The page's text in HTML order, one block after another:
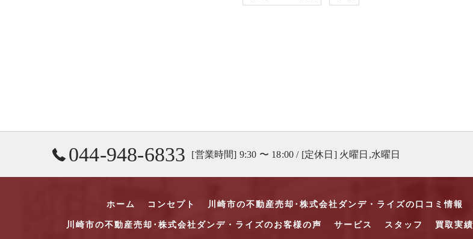
044-948-6833 [営業時間] 9:30 〜 18:00 / [定休日] 火曜日,水曜日
ホーム コンセプト 川崎市の不動産売却･株式会社ダンデ・ライズの口コミ情報
川崎市の不動産売却･株式会社ダンデ・ライズのお客様の声 サービス スタッフ 買取実績